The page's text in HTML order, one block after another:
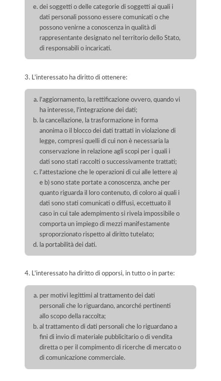
dei soggetti o delle categorie di soggetti ai quali i
dati personali possono essere comunicati o che
possono venirne a conoscenza in qualità di
rappresentante designato nel territorio dello Stato,
di responsabili o incaricati.
3. L'interessato ha diritto di ottenere:
l'aggiornamento, la rettificazione ovvero, quando vi
ha interesse, l'integrazione dei dati;
la cancellazione, la trasformazione in forma
anonima o il blocco dei dati trattati in violazione di
legge, compresi quelli di cui non è necessaria la
conservazione in relazione agli scopi per i quali i
dati sono stati raccolti o successivamente trattati;
l'attestazione che le operazioni di cui alle lettere a)
e b) sono state portate a conoscenza, anche per
quanto riguarda il loro contenuto, di coloro ai quali i
dati sono stati comunicati o diffusi, eccettuato il
caso in cui tale adempimento si rivela impossibile o
comporta un impiego di mezzi manifestamente
sproporzionato rispetto al diritto tutelato;
la portabilità dei dati.
4. L'interessato ha diritto di opporsi, in tutto o in parte:
per motivi legittimi al trattamento dei dati
personali che lo riguardano, ancorché pertinenti
allo scopo della raccolta;
al trattamento di dati personali che lo riguardano a
fini di invio di materiale pubblicitario o di vendita
diretta o per il compimento di ricerche di mercato o
di comunicazione commerciale.